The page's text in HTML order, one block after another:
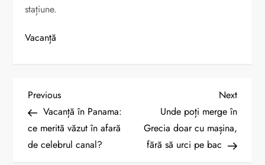
stațiune.
Vacanță
N
a
v
Previous
Post
Previous
Vacanță în Panama:
ce merită văzut în afară
de celebrul canal?
Next
Post
Next
Unde poți merge în
Grecia doar cu mașina,
fără să urci pe bac